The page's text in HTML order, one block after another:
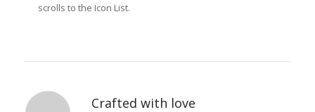
scrolls to the Icon List.
Crafted with love